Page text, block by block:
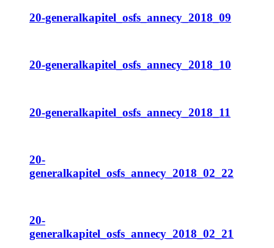
20-generalkapitel_osfs_annecy_2018_09
20-generalkapitel_osfs_annecy_2018_10
20-generalkapitel_osfs_annecy_2018_11
20-
generalkapitel_osfs_annecy_2018_02_22
20-
generalkapitel_osfs_annecy_2018_02_21